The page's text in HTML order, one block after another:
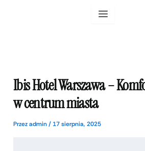
Ibis Hotel Warszawa –
w centrum miasta
Przezadmin/ 17 sierpnia, 2025